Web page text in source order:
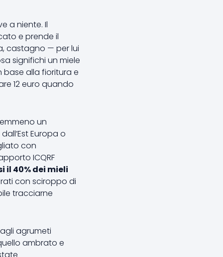
a niente. Il
e prende il
castagno — per lui
significhi un miele
alla fioritura e
12 euro quando
un
Europa o
con
ICQRF
il 40% dei mieli
con sciroppo di
tracciarne
agrumeti
ambrato e